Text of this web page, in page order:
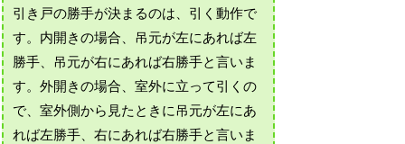
引き戸の勝手が決まるのは、引く動作で
す。内開きの場合、吊元が左にあれば左
勝手、吊元が右にあれば右勝手と言いま
す。外開きの場合、室外に立って引くの
で、室外側から見たときに吊元が左にあ
れば左勝手、右にあれば右勝手と言いま